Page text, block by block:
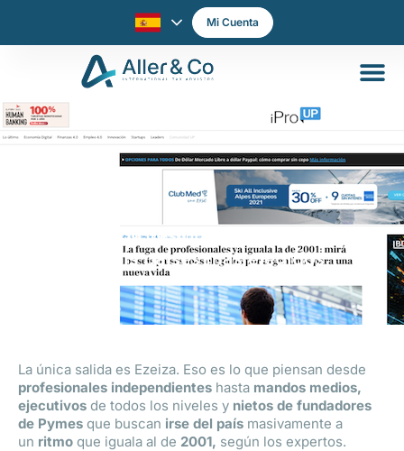
Mi Cuenta
La fuga de profesionales ya iguala la de
2001: los seis países más elegidos
La única salida es Ezeiza. Eso es lo que piensan desde
profesionales independientes hasta mandos medios,
ejecutivos de todos los niveles y nietos de fundadores
de Pymes que buscan irse del país masivamente a
un ritmo que iguala al de 2001, según los expertos.